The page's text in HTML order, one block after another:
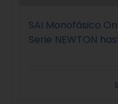
SAI Monofásico
Serie NEWTON